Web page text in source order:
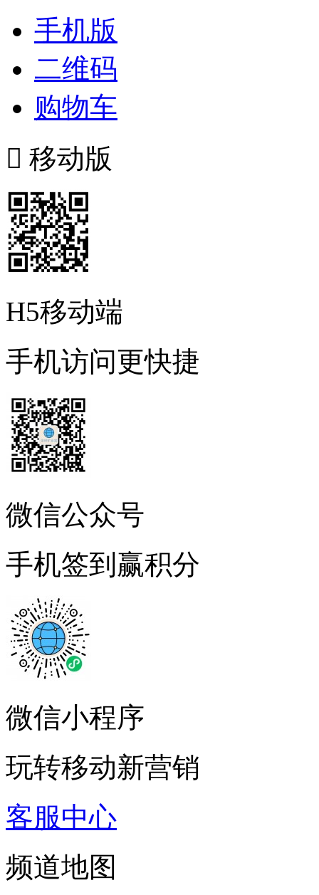
手机版
二维码
购物车
 移动版
H5移动端
手机访问更快捷
微信公众号
手机签到赢积分
微信小程序
玩转移动新营销
客服中心
频道地图